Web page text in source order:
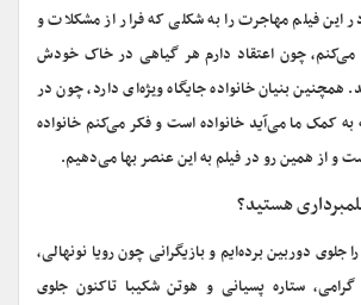
این فیلم مهاجرت را به شکلی که فرار از مشکلات و
چون اعتقاد دارم هر گیاهی در خاک خودش
بنیان خانواده جایگاه ویژه‌ای دارد، چون در
کمک ما می‌آید خانواده است و فکر می‌کنم خانواده
و از همین رو در فیلم به این عنصر بها می‌دهیم.
هستید؟
کار را جلوی دوربین برده‌ایم و بازیگرانی چون رویا نونهالی،
ستاره پسیانی و هوتن شکیبا تاکنون جلوی